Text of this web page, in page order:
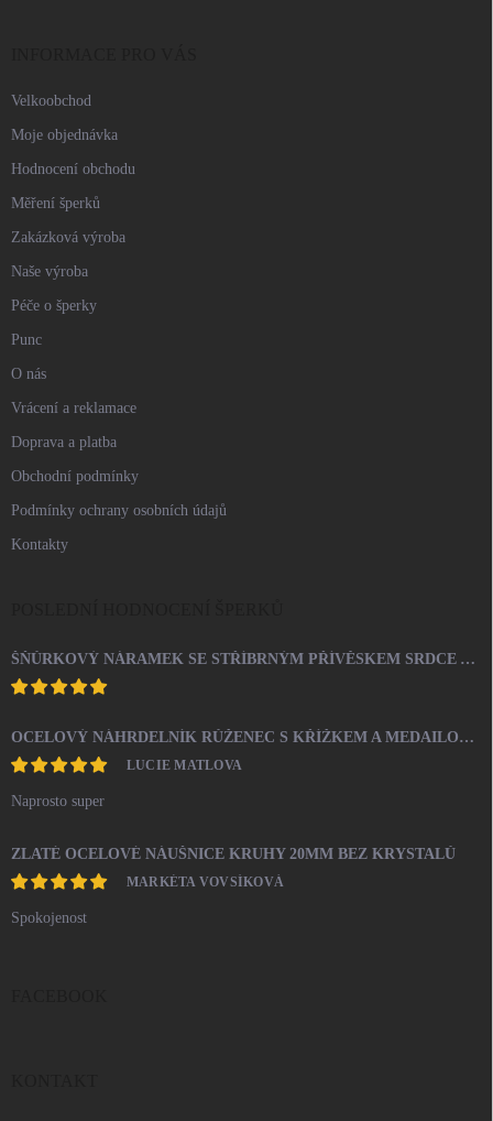
Velkoobchod
Moje objednávka
Hodnocení obchodu
Měření šperků
Zakázková výroba
Naše výroba
Péče o šperky
Punc
O nás
Vrácení a reklamace
Doprava a platba
Obchodní podmínky
Podmínky ochrany osobních údajů
Kontakty
ŠŇŮRKOVÝ NÁRAMEK SE STŘÍBRNÝM PŘÍVĚSKEM SRDCE A KRYSTALY SWAROVSKI CRYSTAL (STŘÍBRO 925/1000)
OCELOVÝ NÁHRDELNÍK RŮŽENEC S KŘÍŽKEM A MEDAILONEM
LUCIE MATLOVA
Naprosto super
ZLATÉ OCELOVÉ NÁUŠNICE KRUHY 20MM BEZ KRYSTALŮ
MARKÉTA VOVSÍKOVÁ
Spokojenost